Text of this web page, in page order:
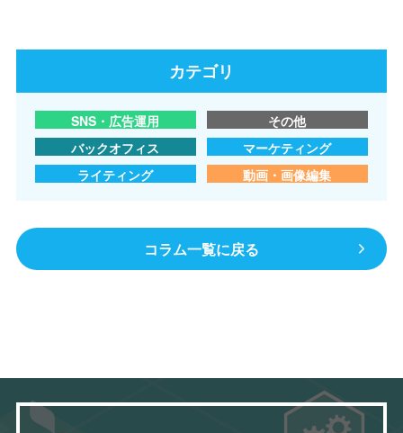
カテゴリ
SNS・広告運用
その他
バックオフィス
マーケティング
ライティング
動画・画像編集
コラム一覧に戻る